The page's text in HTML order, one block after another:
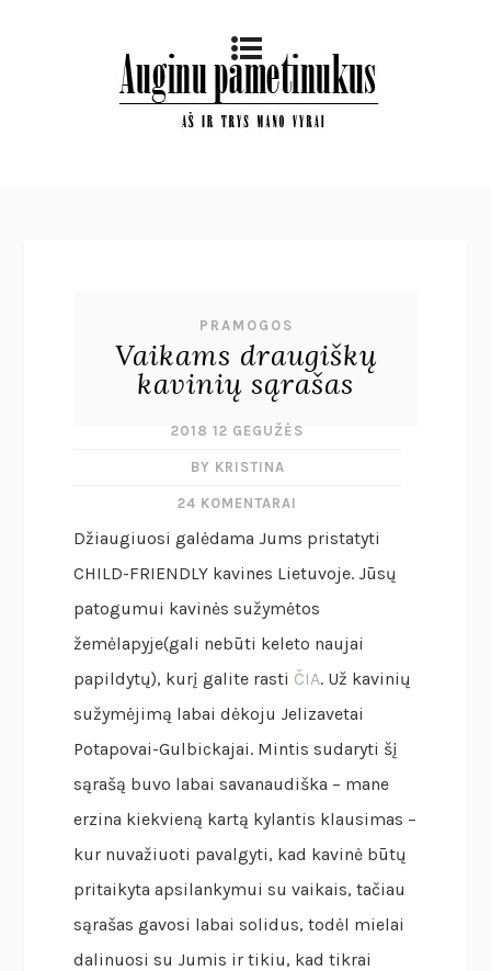
PRAMOGOS
Vaikams draugiškų
kavinių sąrašas
2018 12 GEGUŽĖS
BY KRISTINA
24 KOMENTARAI
Džiaugiuosi galėdama Jums pristatyti
CHILD-FRIENDLY kavines Lietuvoje. Jūsų
patogumui kavinės sužymėtos
žemėlapyje(gali nebūti keleto naujai
papildytų), kurį galite rasti ČIA. Už kavinių
sužymėjimą labai dėkoju Jelizavetai
Potapovai-Gulbickajai. Mintis sudaryti šį
sąrašą buvo labai savanaudiška – mane
erzina kiekvieną kartą kylantis klausimas –
kur nuvažiuoti pavalgyti, kad kavinė būtų
pritaikyta apsilankymui su vaikais, tačiau
sąrašas gavosi labai solidus, todėl mielai
dalinuosi su Jumis ir tikiu, kad tikrai